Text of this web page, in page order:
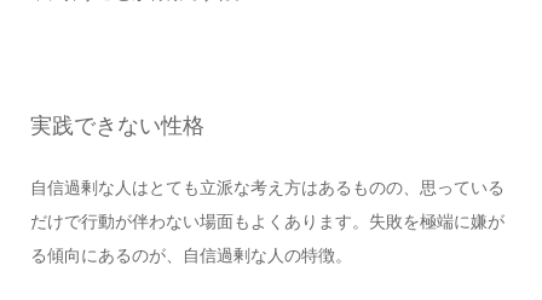
実践できない性格
自信過剰な人はとても立派な考え方はあるものの、思っている
だけで行動が伴わない場面もよくあります。失敗を極端に嫌が
る傾向にあるのが、自信過剰な人の特徴。